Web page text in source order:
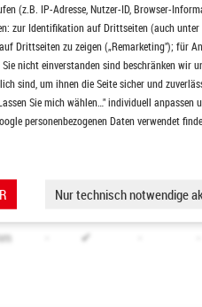
(z.B. IP-Adresse, Nutzer-ID, Browser-
zur Identifikation auf Drittseiten (auch
Drittseiten zu zeigen („Remarketing"); für
nicht einverstanden sind beschränken wir
sind, um ihnen die Seite sicher und
Sie mich wählen…" individuell anpassen
personenbezogenen Daten verwendet
Nur technisch notwendige
✔ ✔ -
- ✔ - -
✔